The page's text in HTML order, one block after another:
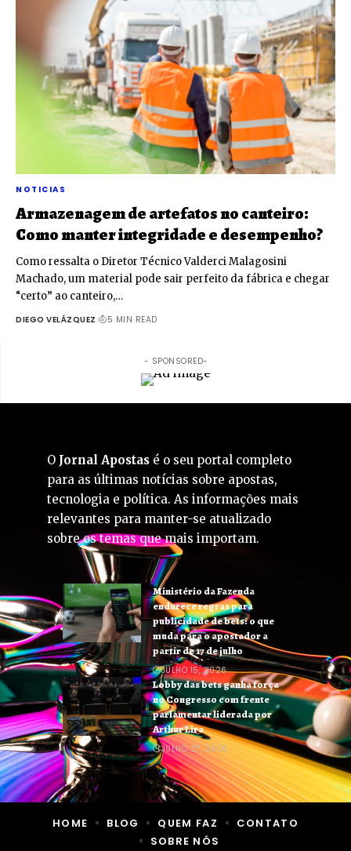
NOTICIAS
Armazenagem de artefatos no canteiro:
Como manter integridade e desempenho?
Como ressalta o Diretor Técnico Valderci Malagosini
Machado, um material pode sair perfeito da fábrica e chegar
“certo” ao canteiro,…
DIEGO VELÁZQUEZ 5 MIN READ
- SPONSORED-
O Jornal Apostas é o seu portal completo
para as últimas notícias sobre apostas,
tecnologia e política. As informações mais
relevantes para manter-se atualizado
sobre os temas que mais importam.
Ministério da Fazenda
endurece regras para
publicidade de bets: o que
muda para o apostador a
partir de 17 de julho
JULHO 15, 2026
Lobby das bets ganha força
no Congresso com frente
parlamentar liderada por
Arthur Lira
JULHO 27, 2026
HOME BLOG QUEM FAZ
CONTATO
SOBRE NÓS